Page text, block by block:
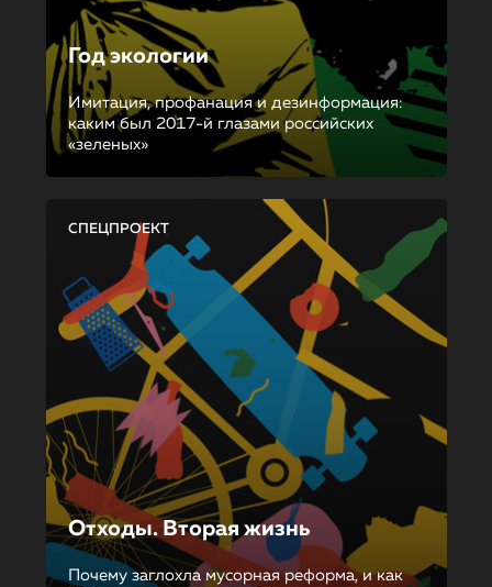
Год экологии
Имитация, профанация и дезинформация:
каким был 2017-й глазами российских
«зеленых»
СПЕЦПРОЕКТ
Отходы. Вторая жизнь
Почему заглохла мусорная реформа, и как